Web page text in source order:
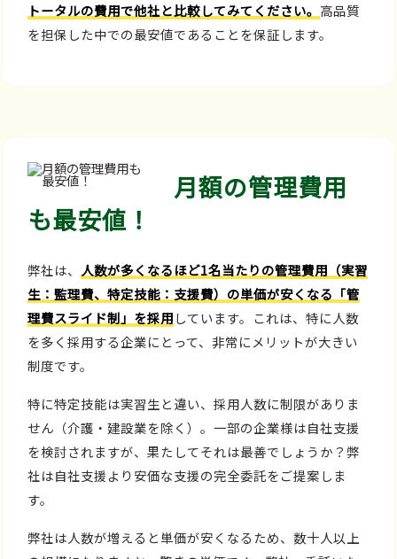
トータルの費用で他社と比較してみてください。 高品質
を担保した中での最安値であることを保証します。
月額の管理費用
も最安値！
弊社は、 人数が多くなるほど1名当たりの管理費用（実習
生：監理費、特定技能：支援費）の単価が安くなる「管
理費スライド制」を採用しています。これは、特に人数
を多く採用する企業にとって、非常にメリットが大きい
制度です。
特に特定技能は実習生と違い、採用人数に制限がありま
せん（介護・建設業を除く）。一部の企業様は自社支援
を検討されますが、果たしてそれは最善でしょうか？弊
社は自社支援より安価な支援の完全委託をご提案しま
す。
弊社は人数が増えると単価が安くなるため、数十人以上